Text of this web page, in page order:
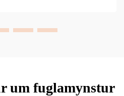
um fuglamynstur